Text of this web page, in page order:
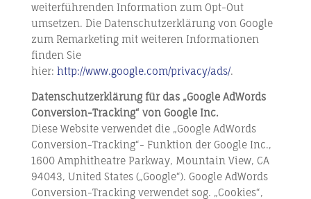
weiterführenden Information zum Opt-Out
umsetzen. Die Datenschutzerklärung von Google
zum Remarketing mit weiteren Informationen
finden Sie
hier: http://www.google.com/privacy/ads/.
Datenschutzerklärung für das „Google AdWords
Conversion-Tracking“ von Google Inc.
Diese Website verwendet die „Google AdWords
Conversion-Tracking“- Funktion der Google Inc.,
1600 Amphitheatre Parkway, Mountain View, CA
94043, United States („Google“). Google AdWords
Conversion-Tracking verwendet sog. „Cookies“,